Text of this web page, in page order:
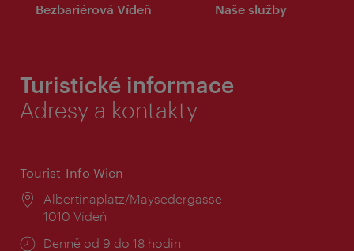
Bezbariérová Vídeň Naše služby
Turistické informace
Adresy a kontakty
Tourist-Info Wien
Místo:
Albertinaplatz/Maysedergasse
1010 Vídeň
Provozní
Denně od 9 do 18 hodin